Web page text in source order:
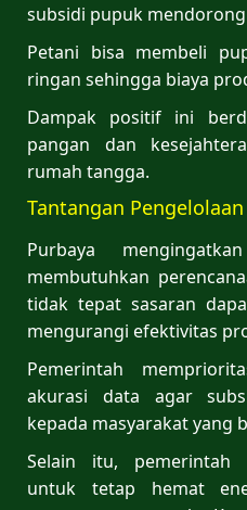
subsidi pupuk
Petani bisa membeli
ringan sehingga biaya
Dampak positif ini
pangan dan
rumah tangga.
Tantangan
Purbaya
membutuhkan
tidak tepat sasaran
mengurangi efektivitas
Pemerintah
akurasi data agar
kepada masyarakat yang
Selain itu, pemerintah
untuk tetap hemat